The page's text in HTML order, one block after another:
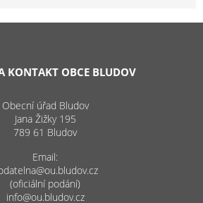
KONTAKT OBCE BLUDOV
Obecní úřad Bludov
Jana Žižky 195
789 61 Bludov
Email:
(oficiální podání)
info@ou.bludov.cz